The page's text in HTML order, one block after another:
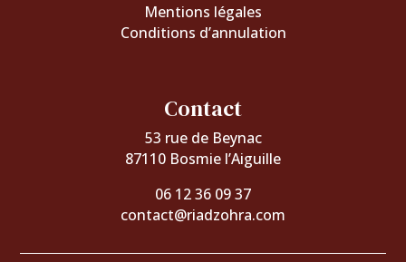
Mentions légales
Conditions d’annulation
Contact
53 rue de Beynac
87110 Bosmie l’Aiguille
06 12 36 09 37
contact@riadzohra.com